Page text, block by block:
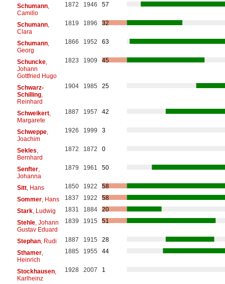
Schumann,
Camillo
1872 1946 57
Schumann,
Clara
1819 1896 32
Schumann,
Georg
1866 1952 63
Schuncke,
Johann
Gottfried Hugo
1823 1909 45
Schwarz-
Schilling,
Reinhard
1904 1985 25
Schweikert,
Margarete
1887 1957 42
Schweppe,
Joachim
1926 1999 3
Sekles
Bernhard
1872 1872 0
Senfter,
Johanna
1879 1961 50
Sitt, Hans 1850 1922
58
Sommer, Hans 1837 1922
58
Stark, Ludwig 1831 1884
20
Stehle, Johann
Gustav Eduard
1839 1915 51
Stephan, Rudi 1887 1915
28
Sthamer,
Heinrich
1885 1955 44
Stockhausen,
Karlheinz
1928 2007 1